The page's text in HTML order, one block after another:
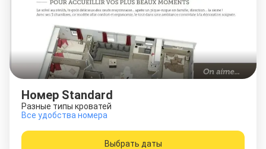
Номер Standard
Разные типы кроватей
Все удобства номера
Выбрать даты